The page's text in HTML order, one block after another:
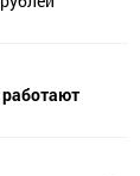
работают